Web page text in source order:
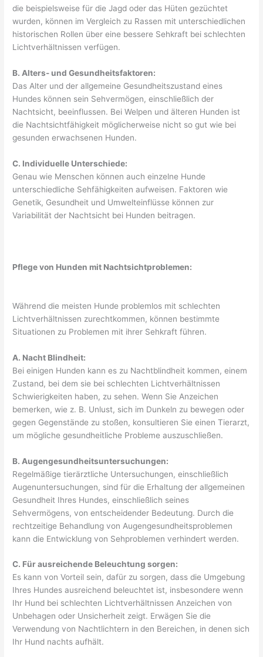
die beispielsweise für die Jagd oder das Hüten gezüchtet
wurden, können im Vergleich zu Rassen mit unterschiedlichen
historischen Rollen über eine bessere Sehkraft bei schlechten
Lichtverhältnissen verfügen.
B. Alters- und Gesundheitsfaktoren:
Das Alter und der allgemeine Gesundheitszustand eines
Hundes können sein Sehvermögen, einschließlich der
Nachtsicht, beeinflussen. Bei Welpen und älteren Hunden ist
die Nachtsichtfähigkeit möglicherweise nicht so gut wie bei
gesunden erwachsenen Hunden.
C. Individuelle Unterschiede:
Genau wie Menschen können auch einzelne Hunde
unterschiedliche Sehfähigkeiten aufweisen. Faktoren wie
Genetik, Gesundheit und Umwelteinflüsse können zur
Variabilität der Nachtsicht bei Hunden beitragen.
Pflege von Hunden mit Nachtsichtproblemen:
Während die meisten Hunde problemlos mit schlechten
Lichtverhältnissen zurechtkommen, können bestimmte
Situationen zu Problemen mit ihrer Sehkraft führen.
A. Nacht Blindheit:
Bei einigen Hunden kann es zu Nachtblindheit kommen, einem
Zustand, bei dem sie bei schlechten Lichtverhältnissen
Schwierigkeiten haben, zu sehen. Wenn Sie Anzeichen
bemerken, wie z. B. Unlust, sich im Dunkeln zu bewegen oder
gegen Gegenstände zu stoßen, konsultieren Sie einen Tierarzt,
um mögliche gesundheitliche Probleme auszuschließen.
B. Augengesundheitsuntersuchungen:
Regelmäßige tierärztliche Untersuchungen, einschließlich
Augenuntersuchungen, sind für die Erhaltung der allgemeinen
Gesundheit Ihres Hundes, einschließlich seines
Sehvermögens, von entscheidender Bedeutung. Durch die
rechtzeitige Behandlung von Augengesundheitsproblemen
kann die Entwicklung von Sehproblemen verhindert werden.
C. Für ausreichende Beleuchtung sorgen:
Es kann von Vorteil sein, dafür zu sorgen, dass die Umgebung
Ihres Hundes ausreichend beleuchtet ist, insbesondere wenn
Ihr Hund bei schlechten Lichtverhältnissen Anzeichen von
Unbehagen oder Unsicherheit zeigt. Erwägen Sie die
Verwendung von Nachtlichtern in den Bereichen, in denen sich
Ihr Hund nachts aufhält.